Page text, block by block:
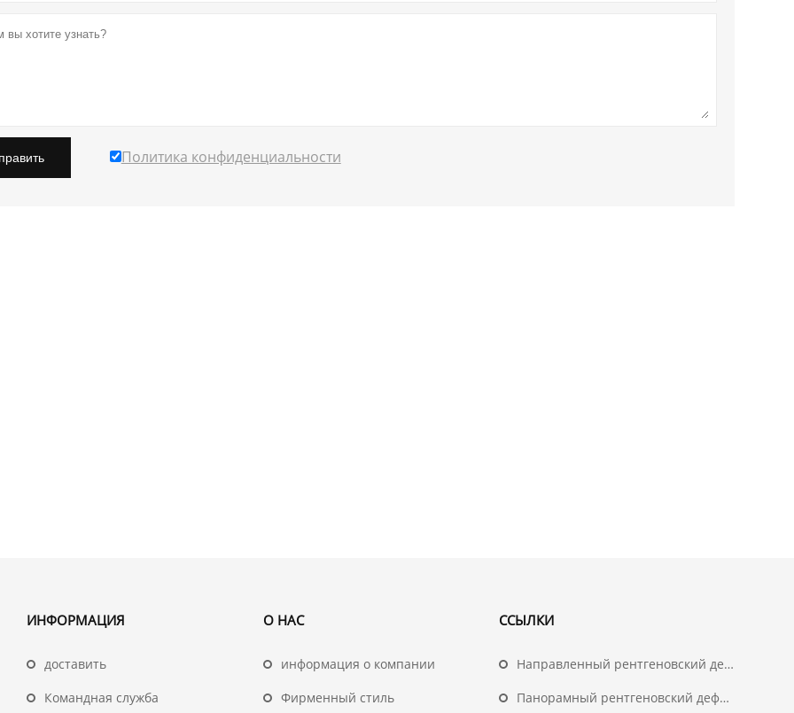
Политика конфиденциальности
ИНФОРМАЦИЯ
доставить
Командная служба
О НАС
информация о компании
Фирменный стиль
ССЫЛКИ
Направленный рентгеновский дефектоскоп
Панорамный рентгеновский дефектоскоп